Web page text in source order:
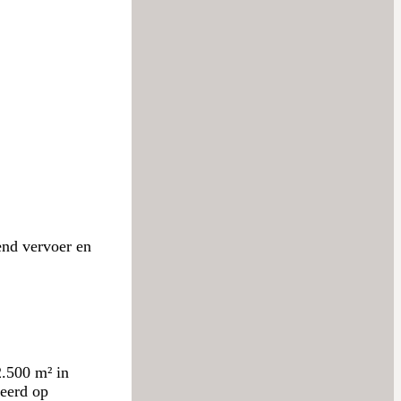
vervoer en
m² in
op